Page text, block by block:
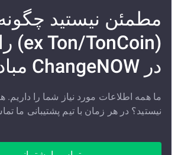
در ChangeNOW مبادله کنید؟
ما همه اطلاعات مورد نیاز شما را داریم.
نیستید؟ در هر زمان با تیم پشتیبانی ما